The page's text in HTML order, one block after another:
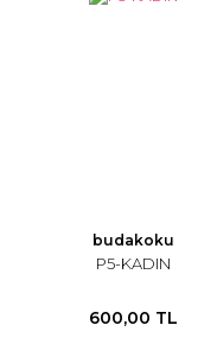
budakoku
P5-KADIN
600,00 TL